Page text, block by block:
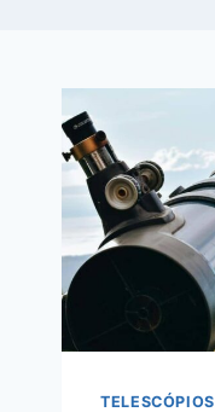
TELESCÓPIOS